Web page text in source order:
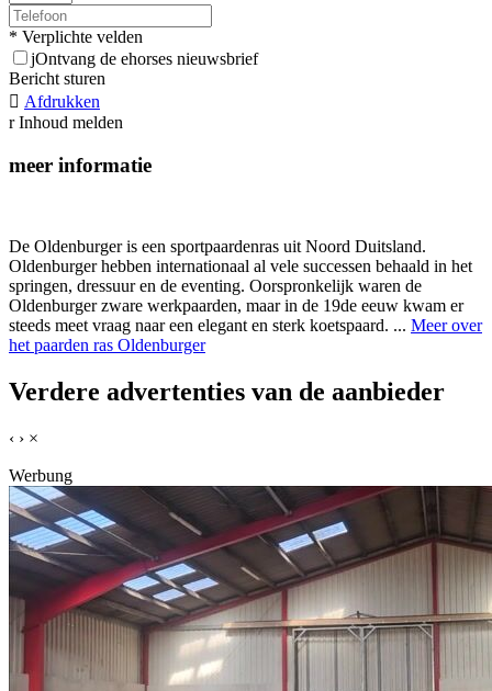
* Verplichte velden
jOntvang de ehorses nieuwsbrief
Bericht sturen
 Afdrukken
r Inhoud melden
meer informatie
De Oldenburger is een sportpaardenras uit Noord Duitsland.
Oldenburger hebben internationaal al vele successen behaald in het
springen, dressuur en de eventing. Oorspronkelijk waren de
Oldenburger zware werkpaarden, maar in de 19de eeuw kwam er
steeds meet vraag naar een elegant en sterk koetspaard. ... Meer over
het paarden ras Oldenburger
Verdere advertenties van de aanbieder
‹ › ×
Werbung